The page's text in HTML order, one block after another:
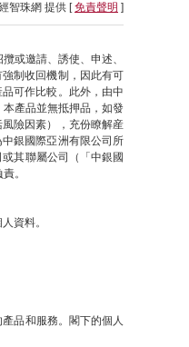
智珠網 提供 [免責聲明 ]
或邀請、誘使、申述、
制收回機制，因此有可
可作比較。此外，由中
產品並無抵押品，如發
險因素），充份瞭解産
銀國際亞洲有限公司所
其聯屬公司（「中銀國
。
資料。
品和服務。閣下的個人